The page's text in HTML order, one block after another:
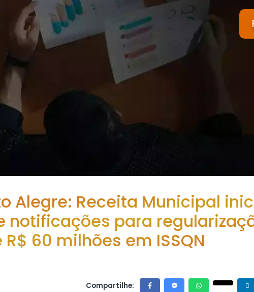
Alegre: Receita Municipal
notificações para
60 milhões em ISSQN
Compartilhe: